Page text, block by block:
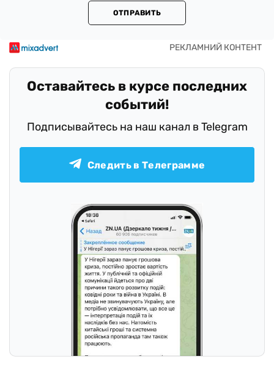
ОТПРАВИТЬ
Оставайтесь в курсе последних
событий!
Подписывайтесь на наш канал в Telegram
Следить в Телеграмме